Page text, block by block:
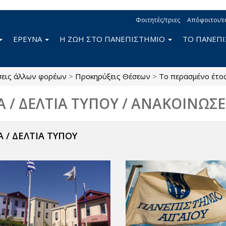
Φοιτητές/τριες Απόφοιτοι/
ΕΡΕΥΝΑ Η ΖΩΗ ΣΤΟ ΠΑΝΕΠΙΣΤΗΜΙΟ ΤΟ
άλλων φορέων > Προκηρύξεις Θέσεων > Το περασμένο
/ ΔΕΛΤΙΑ ΤΥΠΟΥ /
/ ΔΕΛΤΙΑ ΤΥΠΟΥ